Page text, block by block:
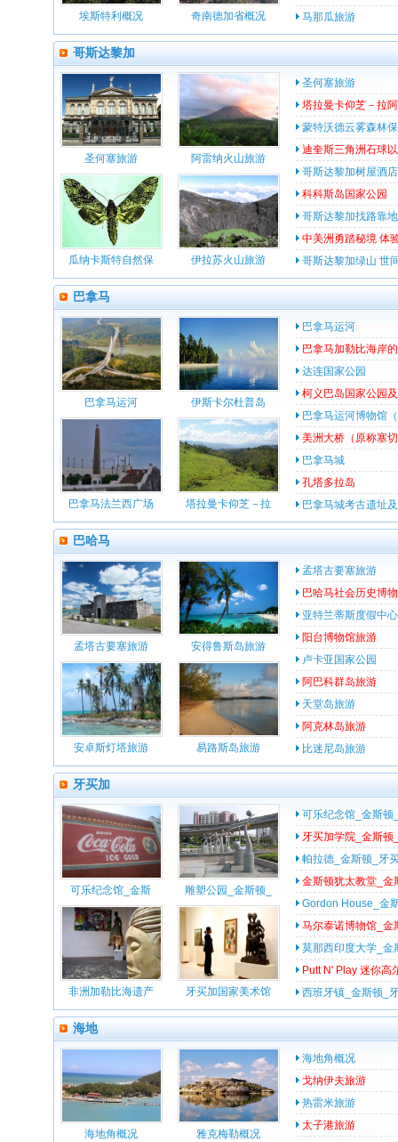
埃斯特利概况 奇南德加省概况
马那瓜旅游
哥斯达黎加
圣何塞旅游 阿雷纳火山旅游
瓜纳卡斯特自然保 伊拉苏火山旅游
圣何塞旅游
塔拉曼卡仰芝－拉
蒙特沃德云雾森林
迪奎斯三角洲石球
哥斯达黎加树屋酒店
科科斯岛国家公园
哥斯达黎加找路靠
中美洲勇踏秘境 体
哥斯达黎加绿山 世
巴拿马
巴拿马运河 伊斯卡尔杜普岛
巴拿马法兰西广场 塔拉曼卡仰芝－拉
巴拿马运河
巴拿马加勒比海岸
达连国家公园
柯义巴岛国家公园
巴拿马运河博物馆
美洲大桥（原称塞
巴拿马城
孔塔多拉岛
巴拿马城考古遗址
巴哈马
孟塔古要塞旅游 安得鲁斯岛旅游
安卓斯灯塔旅游 易路斯岛旅游
孟塔古要塞旅游
巴哈马社会历史博
亚特兰蒂斯度假中心
阳台博物馆旅游
卢卡亚国家公园
阿巴科群岛旅游
天堂岛旅游
阿克林岛旅游
比迷尼岛旅游
牙买加
可乐纪念馆_金斯 雕塑公园_金斯顿_
非洲加勒比海遗产 牙买加国家美术馆
可乐纪念馆_金斯顿
牙买加学院_金斯顿
帕拉德_金斯顿_牙
金斯顿犹太教堂_金
Gordon House_金
马尔泰诺博物馆_金
莫那西印度大学_金
Putt N' Play 迷你高
西班牙镇_金斯顿_
海地
海地角概况 雅克梅勒概况
海地角概况
戈纳伊夫旅游
热雷米旅游
太子港旅游